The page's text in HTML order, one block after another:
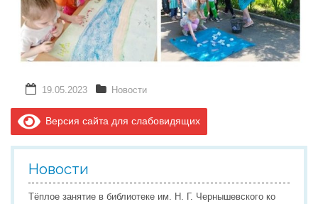
19.05.2023 Новости
Версия сайта для слабовидящих
Новости
Тёплое занятие в библиотеке им. Н. Г. Чернышевского ко